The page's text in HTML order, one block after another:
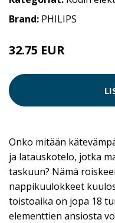
Brand: PHILIPS
32.75 EUR
Onko mitään
ja latauskotelo, jotka
taskuun? Nämä
nappikuulokkeet
toistoaika on jopa 18
elementtien ansiosta